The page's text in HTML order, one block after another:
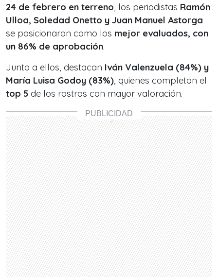
24 de febrero en terreno, los periodistas Ramón
Ulloa, Soledad Onetto y Juan Manuel Astorga
se posicionaron como los mejor evaluados, con
un 86% de aprobación.
Junto a ellos, destacan Iván Valenzuela (84%) y
María Luisa Godoy (83%), quienes completan el
top 5 de los rostros con mayor valoración.